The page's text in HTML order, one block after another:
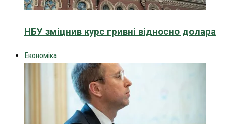
НБУ зміцнив курс гривні відносно долара
Економіка